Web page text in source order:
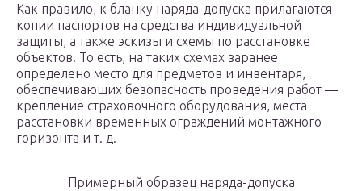
Как правило, к бланку наряда-допуска прилагаются
копии паспортов на средства индивидуальной
защиты, а также эскизы и схемы по расстановке
объектов. То есть, на таких схемах заранее
определено место для предметов и инвентаря,
обеспечивающих безопасность проведения работ —
крепление страховочного оборудования, места
расстановки временных ограждений монтажного
горизонта и т. д.
Примерный образец наряда-допуска